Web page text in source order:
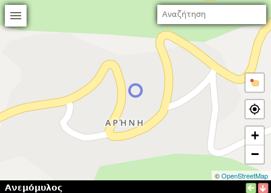
+
−
©OpenStreetMap
Ανεμόμυλος